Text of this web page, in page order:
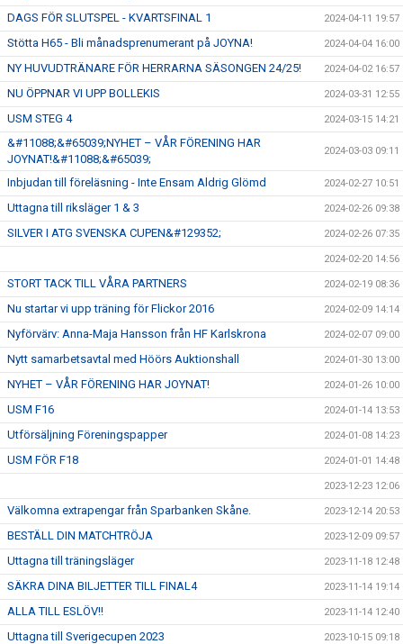
DAGS FÖR SLUTSPEL - KVARTSFINAL 1 2024-04-11 19:57
Stötta H65 - Bli månadsprenumerant på JOYNA! 2024-04-04 16:00
NY HUVUDTRÄNARE FÖR HERRARNA SÄSONGEN 24/25! 2024-04-02 16:57
NU ÖPPNAR VI UPP BOLLEKIS 2024-03-31 12:55
USM STEG 4 2024-03-15 14:21
&#11088;&#65039;NYHET – VÅR FÖRENING HAR
JOYNAT!&#11088;&#65039;
2024-03-03 09:11
Inbjudan till föreläsning - Inte Ensam Aldrig Glömd 2024-02-27 10:51
Uttagna till riksläger 1 & 3 2024-02-26 09:38
SILVER I ATG SVENSKA CUPEN&#129352; 2024-02-26 07:35
2024-02-20 14:56
STORT TACK TILL VÅRA PARTNERS 2024-02-19 08:36
Nu startar vi upp träning för Flickor 2016 2024-02-09 14:14
Nyförvärv: Anna-Maja Hansson från HF Karlskrona 2024-02-07 09:00
Nytt samarbetsavtal med Höörs Auktionshall 2024-01-30 13:00
NYHET – VÅR FÖRENING HAR JOYNAT! 2024-01-26 10:00
USM F16 2024-01-14 13:53
Utförsäljning Föreningspapper 2024-01-08 14:23
USM FÖR F18 2024-01-01 14:48
2023-12-23 12:06
Välkomna extrapengar från Sparbanken Skåne. 2023-12-14 20:53
BESTÄLL DIN MATCHTRÖJA 2023-12-09 09:57
Uttagna till träningsläger 2023-11-18 12:48
SÄKRA DINA BILJETTER TILL FINAL4 2023-11-14 19:14
ALLA TILL ESLÖV!! 2023-11-14 12:40
Uttagna till Sverigecupen 2023 2023-10-15 09:18